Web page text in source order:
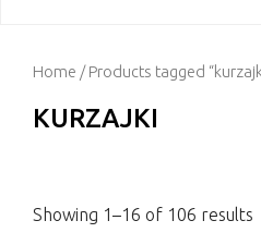
Home / Products tagged
KURZAJKI
Showing 1–16 of 106 results